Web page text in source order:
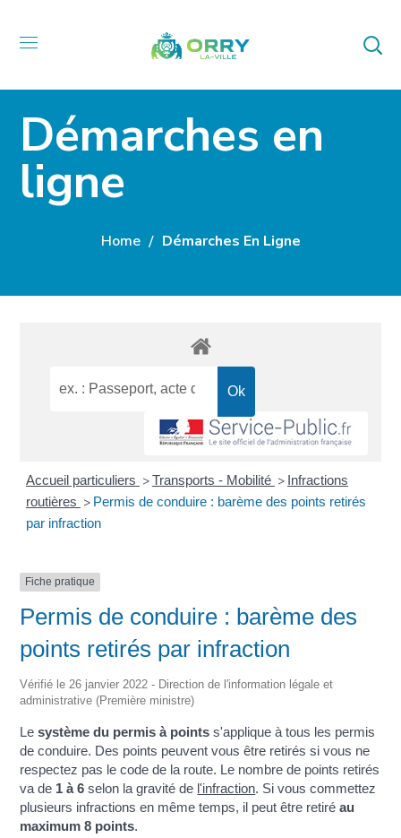
Démarches en
ligne
Home Démarches En Ligne
Accueil particuliers >Transports - Mobilité > Infractions
routières > Permis de conduire : barème des points retirés
par infraction
Fiche pratique
Permis de conduire : barème des
points retirés par infraction
Vérifié le 26 janvier 2022 - Direction de l'information légale et
administrative (Première ministre)
Lesystème du permis à points s'applique à tous les permis
de conduire. Des points peuvent vous être retirés si vous ne
respectez pas le code de la route. Le nombre de points retirés
va de 1 à 6 selon la gravité de l'infraction. Si vous commettez
plusieurs infractions en même temps, il peut être retiréau
maximum 8 points.